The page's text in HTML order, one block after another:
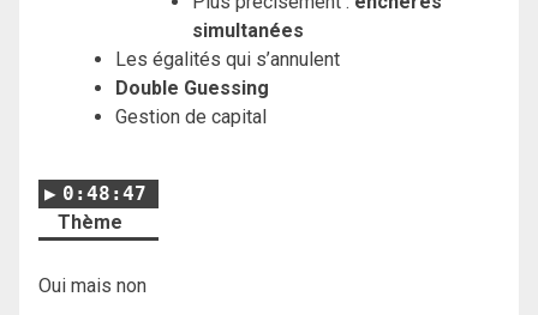
simultanées
Les égalités qui s’annulent
Double Guessing
Gestion de capital
0:48:47
Thème
Oui mais non